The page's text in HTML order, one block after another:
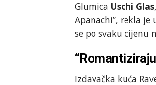
Glumica Uschi Glas
Apanachi”, rekla
se po svaku cijenu
Izdavačka kuća